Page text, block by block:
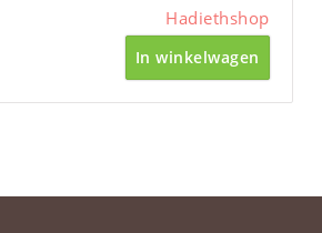
Hadiethshop
In winkelwagen